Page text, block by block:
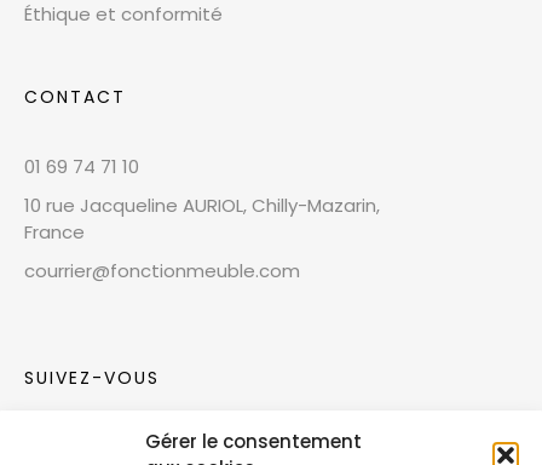
Gérer le consentement
Éthique et conformité
CONTACT
01 69 74 71 10
10 rue Jacqueline AURIOL, Chilly-Mazarin,
France
courrier@fonctionmeuble.com
SUIVEZ-VOUS